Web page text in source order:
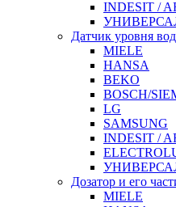
INDESIT /
Датчик уровня
MIELE
HANSA
BEKO
BOSCH/
LG
SAMSUNG
INDESIT /
Дозатор и его
MIELE